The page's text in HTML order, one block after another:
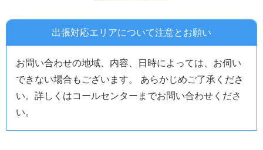
出張対応エリアについて注意とお願い
お問い合わせの地域、内容、日時によっては、お伺い
できない場合もございます。 あらかじめご了承くださ
い。詳しくはコールセンターまでお問い合わせくださ
い。